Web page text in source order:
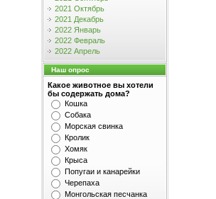
2021 Октябрь
2021 Декабрь
2022 Январь
2022 Февраль
2022 Апрель
Наш опрос
Какое животное вы хотели
бы содержать дома?
Кошка
Собака
Морская свинка
Кролик
Хомяк
Крыса
Попугаи и канарейки
Черепаха
Монгольская песчанка